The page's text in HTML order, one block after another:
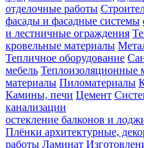
отделочные работы
фасады и фасадные системы
и лестничные ограждения
кровельные материалы
Тепличное оборудование
мебель Теплоизоляционные
материалы Пиломатериалы
Камины, печи Цемент
канализации
остекление балконов и
Плёнки архитектурные,
работы Ламинат